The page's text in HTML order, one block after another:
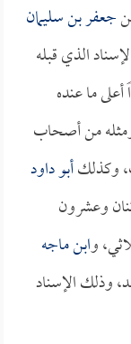
جعفر بن سليمان
الذي قبله
أعلى ما عنده
من أصحاب
وكذلكأبو داود
وعشرون
وابن ماجه
وذلك الإسناد